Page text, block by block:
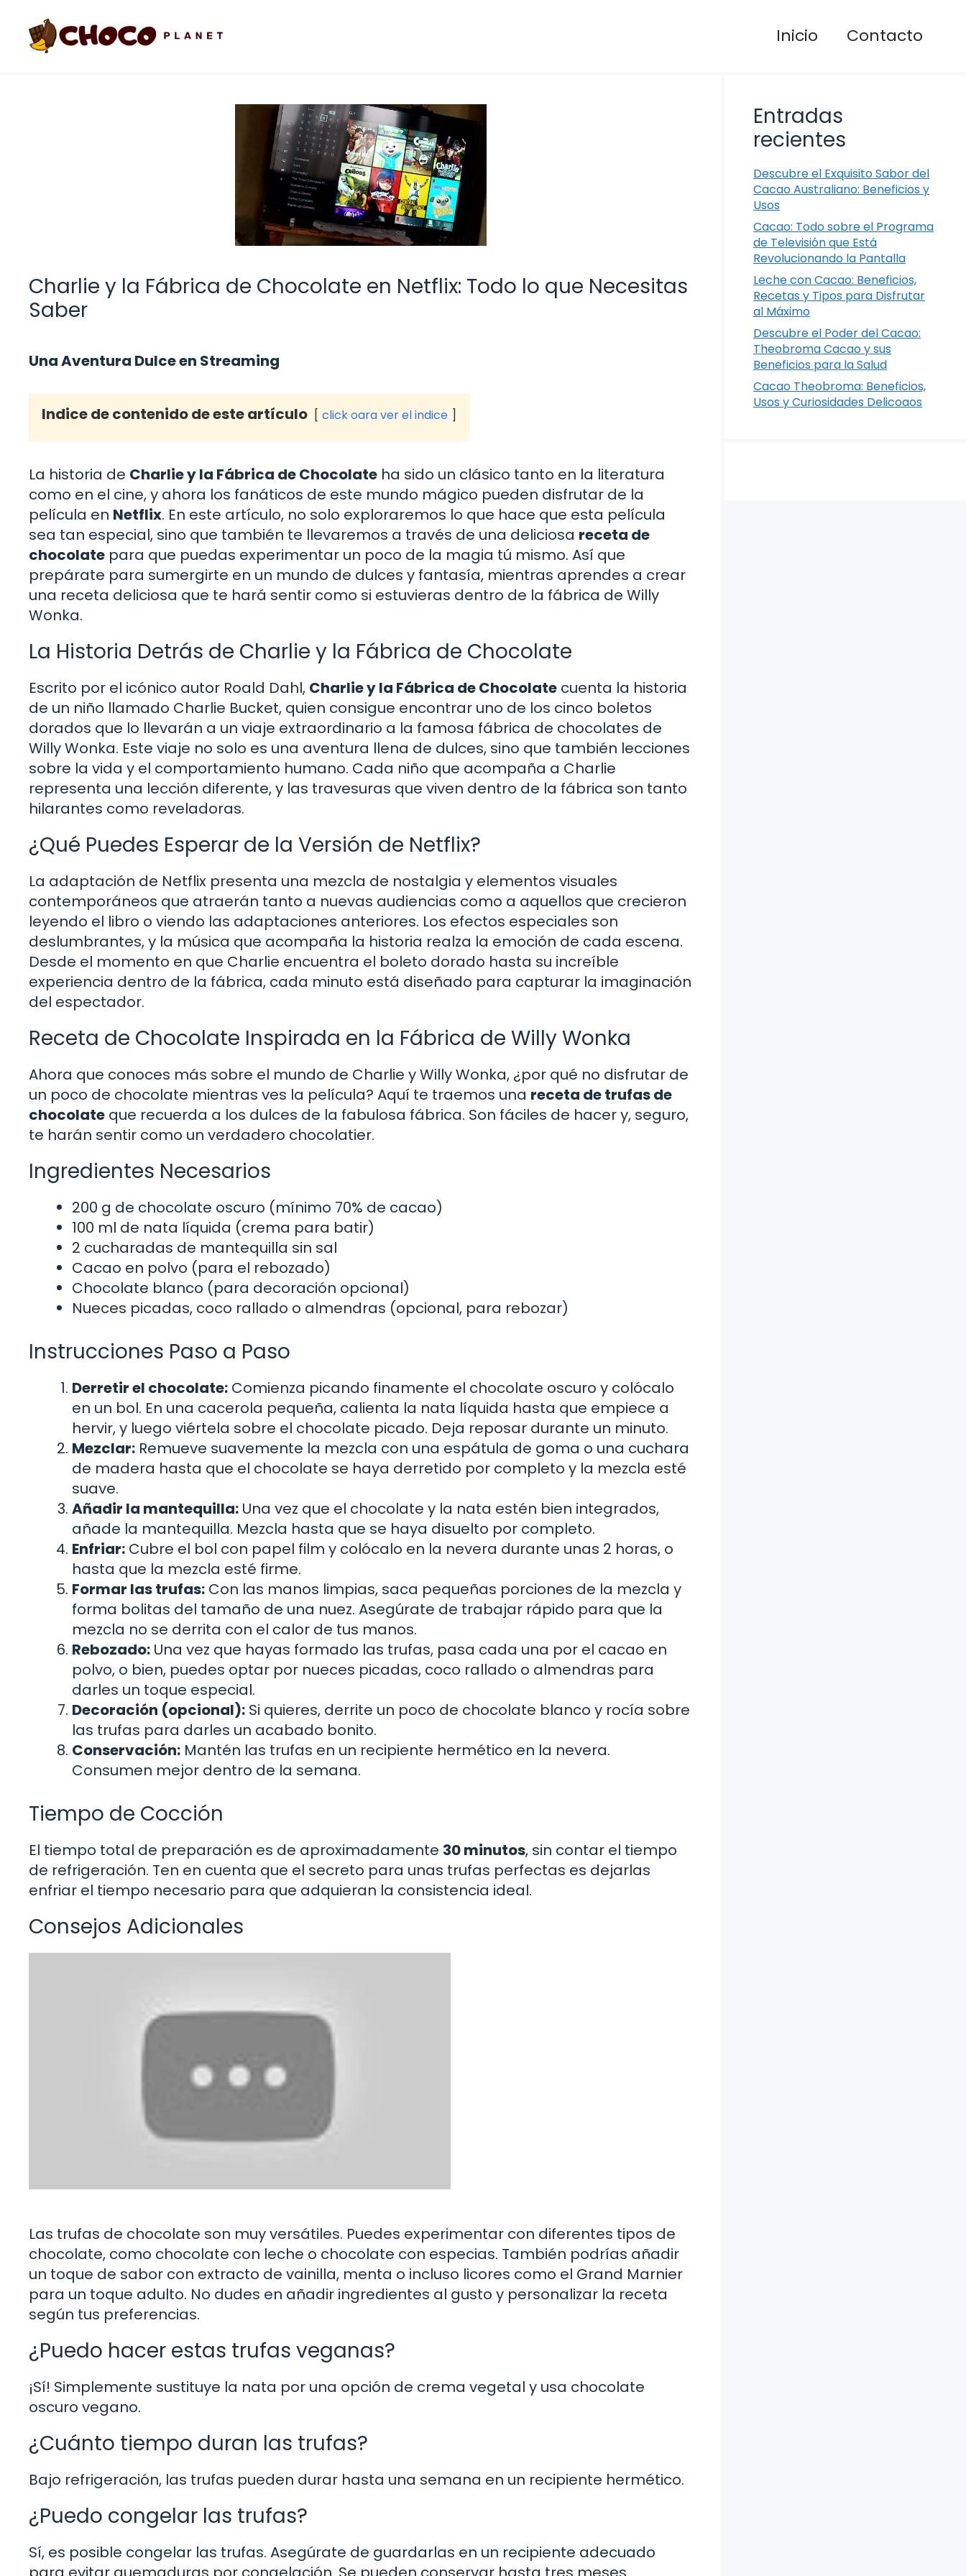
contenido
Inicio Contacto
Charlie y la Fábrica de Chocolate en Netflix: Todo lo que Necesitas
Saber
Una Aventura Dulce en Streaming
Indice de contenido de este artículo click oara ver el indice
La historia de Charlie y la Fábrica de Chocolate ha sido un clásico tanto en la literatura
como en el cine, y ahora los fanáticos de este mundo mágico pueden disfrutar de la
película en Netflix. En este artículo, no solo exploraremos lo que hace que esta película
sea tan especial, sino que también te llevaremos a través de una deliciosa receta de
chocolate para que puedas experimentar un poco de la magia tú mismo. Así que
prepárate para sumergirte en un mundo de dulces y fantasía, mientras aprendes a crear
una receta deliciosa que te hará sentir como si estuvieras dentro de la fábrica de Willy
Wonka.
La Historia Detrás de Charlie y la Fábrica de Chocolate
Escrito por el icónico autor Roald Dahl, Charlie y la Fábrica de Chocolate cuenta la historia
de un niño llamado Charlie Bucket, quien consigue encontrar uno de los cinco boletos
dorados que lo llevarán a un viaje extraordinario a la famosa fábrica de chocolates de
Willy Wonka. Este viaje no solo es una aventura llena de dulces, sino que también lecciones
sobre la vida y el comportamiento humano. Cada niño que acompaña a Charlie
representa una lección diferente, y las travesuras que viven dentro de la fábrica son tanto
hilarantes como reveladoras.
¿Qué Puedes Esperar de la Versión de Netflix?
La adaptación de Netflix presenta una mezcla de nostalgia y elementos visuales
contemporáneos que atraerán tanto a nuevas audiencias como a aquellos que crecieron
leyendo el libro o viendo las adaptaciones anteriores. Los efectos especiales son
deslumbrantes, y la música que acompaña la historia realza la emoción de cada escena.
Desde el momento en que Charlie encuentra el boleto dorado hasta su increíble
experiencia dentro de la fábrica, cada minuto está diseñado para capturar la imaginación
del espectador.
Receta de Chocolate Inspirada en la Fábrica de Willy Wonka
Ahora que conoces más sobre el mundo de Charlie y Willy Wonka, ¿por qué no disfrutar de
un poco de chocolate mientras ves la película? Aquí te traemos una receta de trufas de
chocolate que recuerda a los dulces de la fabulosa fábrica. Son fáciles de hacer y, seguro,
te harán sentir como un verdadero chocolatier.
Ingredientes Necesarios
200 g de chocolate oscuro (mínimo 70% de cacao)
100 ml de nata líquida (crema para batir)
2 cucharadas de mantequilla sin sal
Cacao en polvo (para el rebozado)
Chocolate blanco (para decoración opcional)
Nueces picadas, coco rallado o almendras (opcional, para rebozar)
Instrucciones Paso a Paso
Derretir el chocolate: Comienza picando finamente el chocolate oscuro y colócalo
en un bol. En una cacerola pequeña, calienta la nata líquida hasta que empiece a
hervir, y luego viértela sobre el chocolate picado. Deja reposar durante un minuto.
Mezclar: Remueve suavemente la mezcla con una espátula de goma o una cuchara
de madera hasta que el chocolate se haya derretido por completo y la mezcla esté
suave.
Añadir la mantequilla: Una vez que el chocolate y la nata estén bien integrados,
añade la mantequilla. Mezcla hasta que se haya disuelto por completo.
Enfriar: Cubre el bol con papel film y colócalo en la nevera durante unas 2 horas, o
hasta que la mezcla esté firme.
Formar las trufas: Con las manos limpias, saca pequeñas porciones de la mezcla y
forma bolitas del tamaño de una nuez. Asegúrate de trabajar rápido para que la
mezcla no se derrita con el calor de tus manos.
Rebozado: Una vez que hayas formado las trufas, pasa cada una por el cacao en
polvo, o bien, puedes optar por nueces picadas, coco rallado o almendras para
darles un toque especial.
Decoración (opcional): Si quieres, derrite un poco de chocolate blanco y rocía sobre
las trufas para darles un acabado bonito.
Conservación: Mantén las trufas en un recipiente hermético en la nevera.
Consumen mejor dentro de la semana.
Tiempo de Cocción
El tiempo total de preparación es de aproximadamente 30 minutos, sin contar el tiempo
de refrigeración. Ten en cuenta que el secreto para unas trufas perfectas es dejarlas
enfriar el tiempo necesario para que adquieran la consistencia ideal.
Consejos Adicionales
Las trufas de chocolate son muy versátiles. Puedes experimentar con diferentes tipos de
chocolate, como chocolate con leche o chocolate con especias. También podrías añadir
un toque de sabor con extracto de vainilla, menta o incluso licores como el Grand Marnier
para un toque adulto. No dudes en añadir ingredientes al gusto y personalizar la receta
según tus preferencias.
¿Puedo hacer estas trufas veganas?
¡Sí! Simplemente sustituye la nata por una opción de crema vegetal y usa chocolate
oscuro vegano.
¿Cuánto tiempo duran las trufas?
Bajo refrigeración, las trufas pueden durar hasta una semana en un recipiente hermético.
¿Puedo congelar las trufas?
Sí, es posible congelar las trufas. Asegúrate de guardarlas en un recipiente adecuado
Entradas
recientes
Descubre el Exquisito Sabor del
Cacao Australiano: Beneficios y
Usos
Cacao: Todo sobre el Programa
de Televisión que Está
Revolucionando la Pantalla
Leche con Cacao: Beneficios,
Recetas y Tipos para Disfrutar
al Máximo
Descubre el Poder del Cacao:
Theobroma Cacao y sus
Beneficios para la Salud
Cacao Theobroma: Beneficios,
Usos y Curiosidades Delicoaos